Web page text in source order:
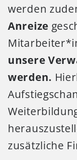
werden
Anreize
unsere
werden.
zusätzliche